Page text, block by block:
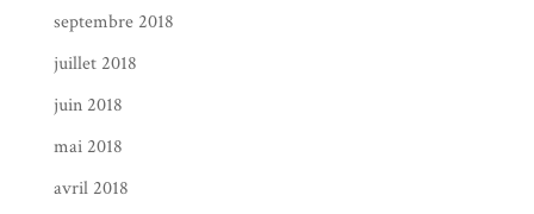
septembre 2018
juillet 2018
juin 2018
mai 2018
avril 2018